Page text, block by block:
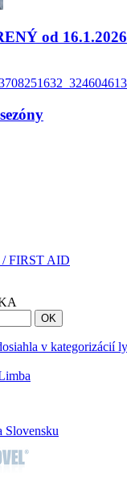
od 16.1.2026
FIRST AID